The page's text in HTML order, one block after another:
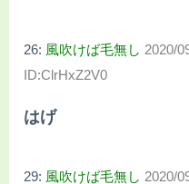
26: 風吹けば毛無し 2020/
ID:ClrHxZ2V0
はげ
29: 風吹けば毛無し 2020/